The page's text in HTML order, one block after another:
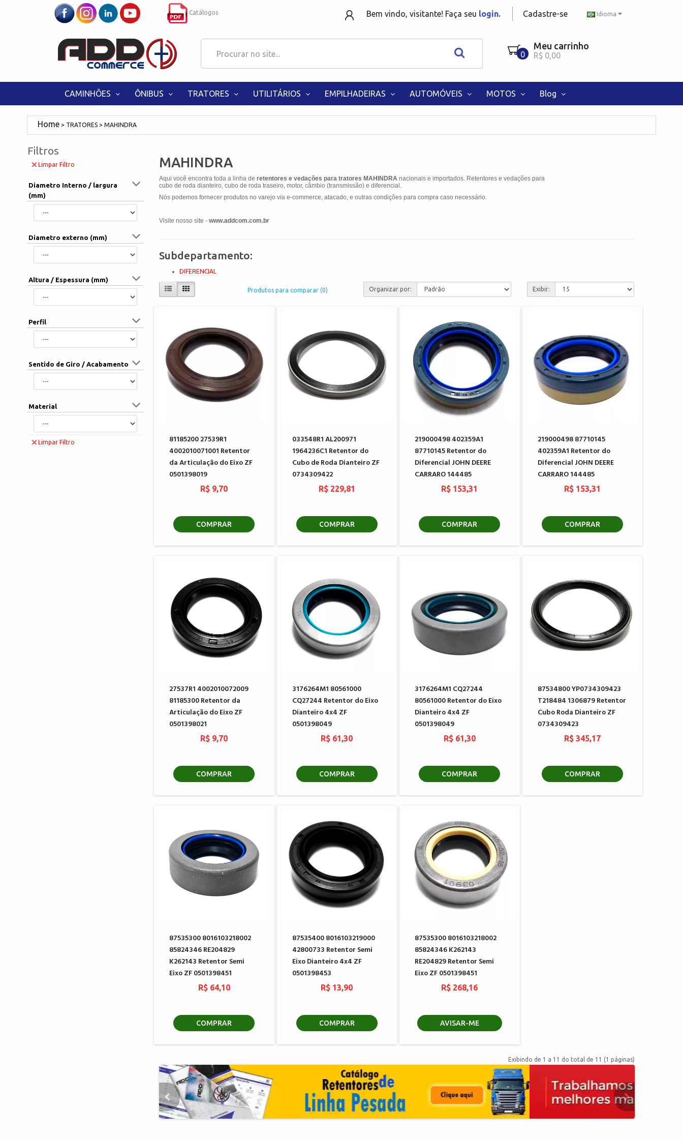
Idioma
Catálogos Bem vindo, visitante! Faça seu login. Cadastre-se
0
Meu carrinho
R$ 0,00
CAMINHÕES ÔNIBUS TRATORES UTILITÁRIOS EMPILHADEIRAS AUTOMÓVEIS MOTOS Blog
TRATORES MAHINDRA
Filtros
Limpar Filtro
Diametro Interno / largura
(mm)
Diametro externo (mm)
Altura / Espessura (mm)
Perfil
Sentido de Giro / Acabamento
Material
Limpar Filtro
MAHINDRA
Aqui você encontra toda a linha de retentores e vedações para tratores MAHINDRA nacionais e importados. Retentores e vedações para
cubo de roda dianteiro, cubo de roda traseiro, motor, câmbio (transmissão) e diferencial.
Nós podemos fornecer produtos no varejo via e-commerce, atacado, e outras condições para compra caso necessário.
Visite nosso site - www.addcom.com.br
Subdepartamento:
DIFERENCIAL
Produtos para comparar (0) Organizar por: Exibir:
81185200 27539R1
4002010071001 Retentor
da Articulação do Eixo ZF
0501398019
R$ 9,70
COMPRAR
033548R1 AL200971
1964236C1 Retentor do
Cubo de Roda Dianteiro ZF
0734309422
R$ 229,81
COMPRAR
219000498 402359A1
87710145 Retentor do
Diferencial JOHN DEERE
CARRARO 144485
R$ 153,31
COMPRAR
219000498 87710145
402359A1 Retentor do
Diferencial JOHN DEERE
CARRARO 144485
R$ 153,31
COMPRAR
27537R1 4002010072009
81185300 Retentor da
Articulação do Eixo ZF
0501398021
R$ 9,70
COMPRAR
3176264M1 80561000
CQ27244 Retentor do Eixo
Dianteiro 4x4 ZF
0501398049
R$ 61,30
COMPRAR
3176264M1 CQ27244
80561000 Retentor do Eixo
Dianteiro 4x4 ZF
0501398049
R$ 61,30
COMPRAR
87534800 YP0734309423
T218484 1306879 Retentor
Cubo Roda Dianteiro ZF
0734309423
R$ 345,17
COMPRAR
87535300 8016103218002
85824346 RE204829
K262143 Retentor Semi
Eixo ZF 0501398451
R$ 64,10
COMPRAR
87535400 8016103219000
42800733 Retentor Semi
Eixo Dianteiro 4x4 ZF
0501398453
R$ 13,90
COMPRAR
87535300 8016103218002
85824346 K262143
RE204829 Retentor Semi
Eixo ZF 0501398451
R$ 268,16
AVISAR-ME
Exibindo de 1 a 11 do total de 11 (1 páginas)